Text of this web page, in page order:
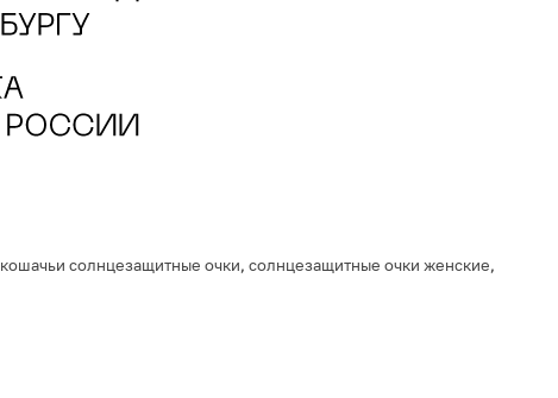
кошачьи солнцезащитные очки, солнцезащитные очки женские,